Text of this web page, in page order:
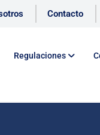
Contacto
Regulaciones